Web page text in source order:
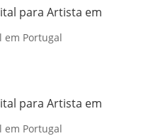
para Artista em
em Portugal
para Artista em
em Portugal